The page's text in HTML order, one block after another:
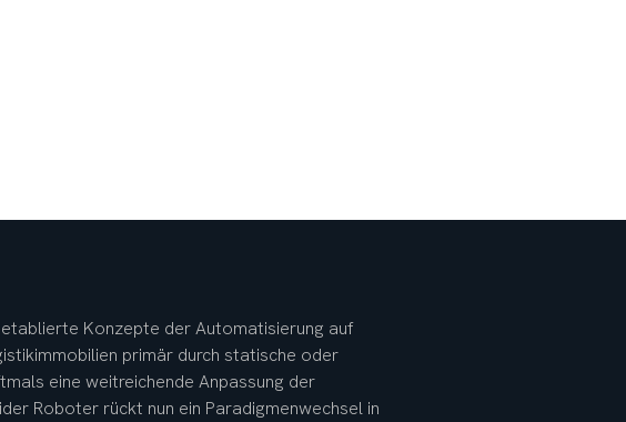
Konzepte der Automatisierung auf
primär durch statische oder
eine weitreichende Anpassung der
Roboter rückt nun ein Paradigmenwechsel in